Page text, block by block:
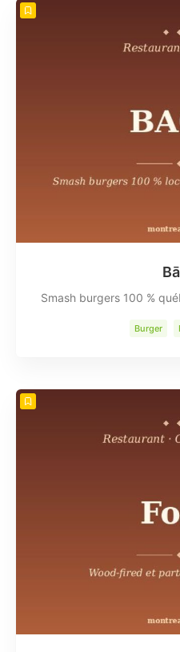
Smash burgers 100 %
Burger